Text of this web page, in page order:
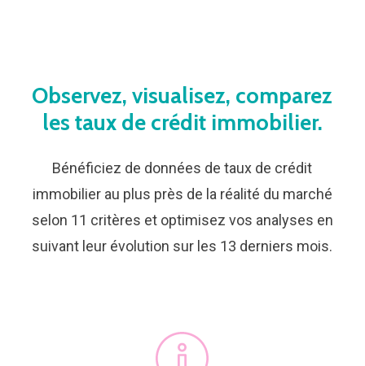
Observez, visualisez, comparez
les taux de crédit immobilier.
Bénéficiez de données de taux de crédit
immobilier au plus près de la réalité du marché
selon 11 critères et optimisez vos analyses en
suivant leur évolution sur les 13 derniers mois.